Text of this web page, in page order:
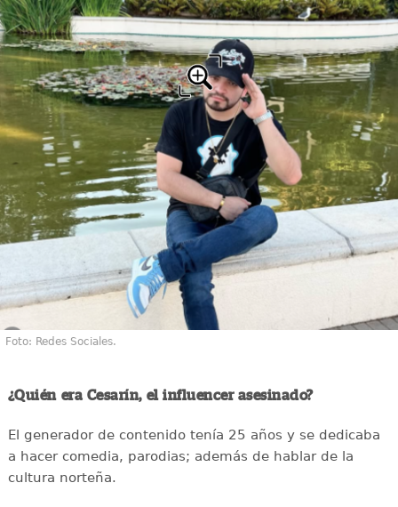
Foto: Redes Sociales.
¿Quién era Cesarín, el influencer asesinado?
El generador de contenido tenía 25 años y se dedicaba
a hacer comedia, parodias; además de hablar de la
cultura norteña.